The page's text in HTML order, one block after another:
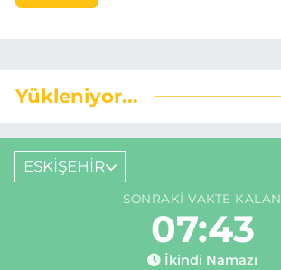
Yükleniyor...
ESKİŞEHİR
SONRAKI VAKTE KALAN
07:43
İkindi Namazı